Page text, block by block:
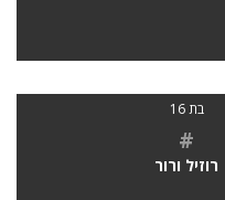
בת 16
#
רוזיל ורור